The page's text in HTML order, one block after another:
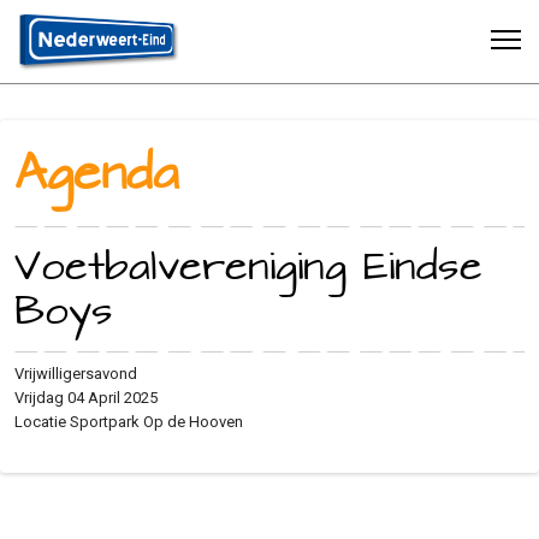
Agenda
Voetbalvereniging Eindse
Boys
Vrijwilligersavond
Vrijdag 04 April 2025
Locatie Sportpark Op de Hooven